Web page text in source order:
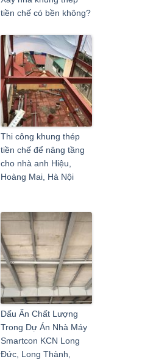
tiền chế có bền không?
Thi công khung thép
tiền chế để nâng tầng
cho nhà anh Hiệu,
Hoàng Mai, Hà Nội
Dấu Ấn Chất Lượng
Trong Dự Án Nhà Máy
Smartcon KCN Long
Đức, Long Thành,